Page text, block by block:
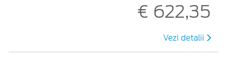
€ 622,35
Vezi detalii